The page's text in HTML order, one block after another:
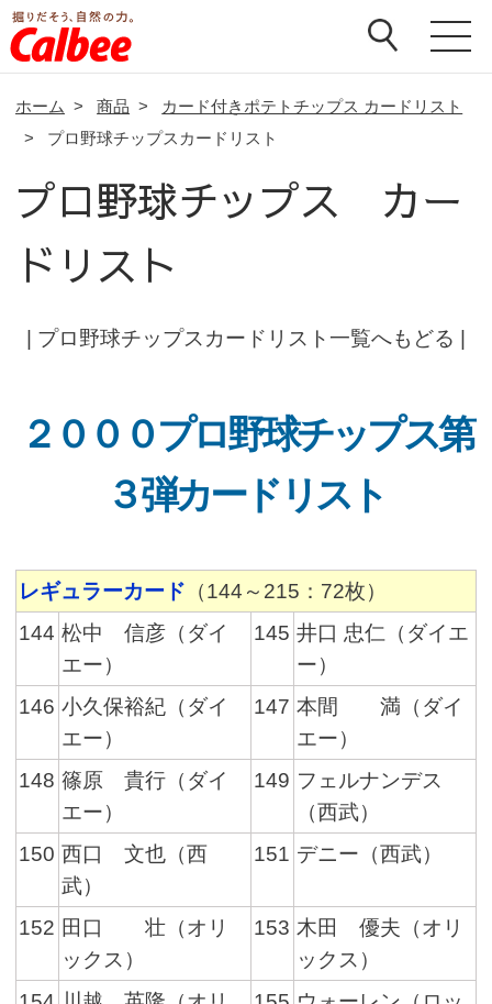
ホーム > 商品 >
カード付きポテトチップス カードリスト
>
プロ野球チップスカードリスト
プロ野球チップス カー
ドリスト
プロ野球チップスカードリスト一覧へもどる
２０００プロ野球チップス第
３弾カードリスト
レギュラーカード （144～215：72枚）
144 松中 信彦（ダイ
エー）
145 井口 忠仁（ダイエ
ー）
146 小久保裕紀（ダイ
エー）
147 本間 満（ダイ
エー）
148 篠原 貴行（ダイ
エー）
149 フェルナンデス
（西武）
150 西口 文也（西
武）
151 デニー（西武）
152 田口 壮（オリ
ックス）
153 木田 優夫（オリ
ックス）